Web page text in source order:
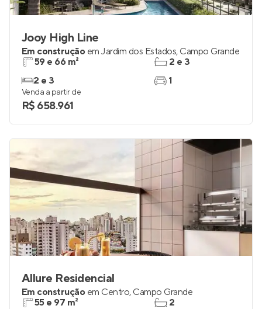
Jooy High Line
Em construção em Jardim dos Estados, Campo Grande
59 e 66 m²
2 e 3
2 e 3
1
Venda a partir de
R$ 658.961
Allure Residencial
Em construção em Centro, Campo Grande
55 e 97 m²
2